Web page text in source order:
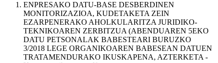
ENPRESAKO DATU-BASE DESBERDINEN
MONITORIZAZIOA, KUDETAKETA ZEIN
EZARPENERAKO AHOLKULARITZA JURIDIKO-
TEKNIKOAREN ZERBITZUA (ABENDUAREN 5EKO
DATU PETSONALAK BABESTEARI BURUZKO
3/2018 LEGE ORGANIKOAREN BABESEAN DATUEN
TRATAMENDURAKO IKUSKAPENA, AZTERKETA -